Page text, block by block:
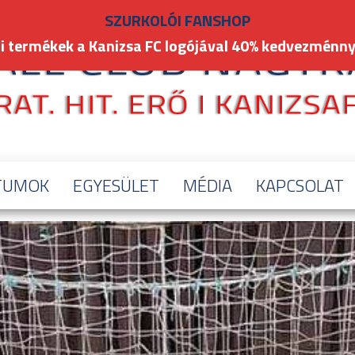
EGYESÜLET MÉDIA KAPCSOLAT
SZURKOLÓI FANSHOP
termékek a Kanizsa FC logójával 40%